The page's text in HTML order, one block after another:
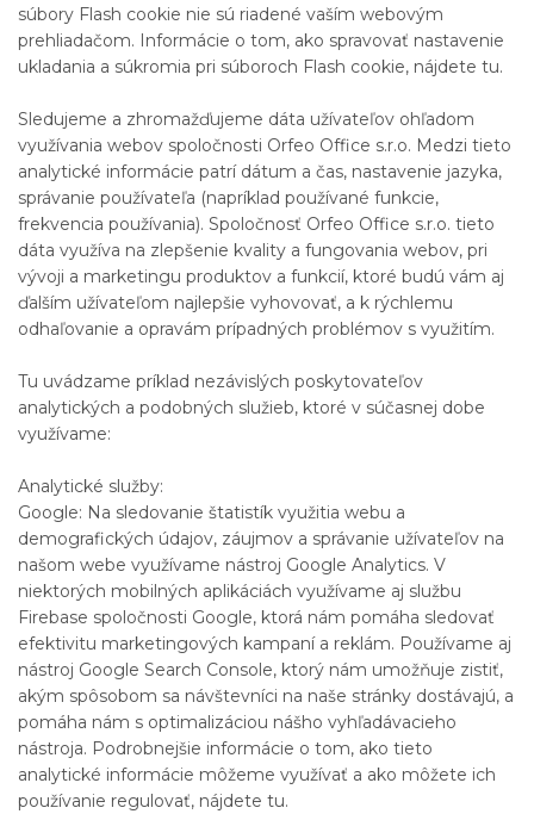
súbory Flash cookie nie sú riadené vaším webovým
prehliadačom. Informácie o tom, ako spravovať nastavenie
ukladania a súkromia pri súboroch Flash cookie, nájdete tu.
Sledujeme a zhromažďujeme dáta užívateľov ohľadom
využívania webov spoločnosti Orfeo Office s.r.o. Medzi tieto
analytické informácie patrí dátum a čas, nastavenie jazyka,
správanie používateľa (napríklad používané funkcie,
frekvencia používania). Spoločnosť Orfeo Office s.r.o. tieto
dáta využíva na zlepšenie kvality a fungovania webov, pri
vývoji a marketingu produktov a funkcií, ktoré budú vám aj
ďalším užívateľom najlepšie vyhovovať, a k rýchlemu
odhaľovanie a opravám prípadných problémov s využitím.
Tu uvádzame príklad nezávislých poskytovateľov
analytických a podobných služieb, ktoré v súčasnej dobe
využívame:
Analytické služby:
Google: Na sledovanie štatistík využitia webu a
demografických údajov, záujmov a správanie užívateľov na
našom webe využívame nástroj Google Analytics. V
niektorých mobilných aplikáciách využívame aj službu
Firebase spoločnosti Google, ktorá nám pomáha sledovať
efektivitu marketingových kampaní a reklám. Používame aj
nástroj Google Search Console, ktorý nám umožňuje zistiť,
akým spôsobom sa návštevníci na naše stránky dostávajú, a
pomáha nám s optimalizáciou nášho vyhľadávacieho
nástroja. Podrobnejšie informácie o tom, ako tieto
analytické informácie môžeme využívať a ako môžete ich
používanie regulovať, nájdete tu.